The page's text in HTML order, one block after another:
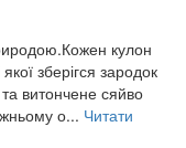
кулон
зберігся зародок
витончене сяйво
о... Читати